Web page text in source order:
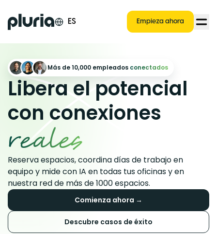
Logo Pluria ES Empieza ahora
Más de 10,000 empleados conectados
Libera el potencial
con conexiones
reales
Reserva espacios, coordina días de trabajo en
equipo y mide con IA en todas tus oficinas y en
nuestra red de más de 1000 espacios.
Comienza ahora →
Descubre casos de éxito